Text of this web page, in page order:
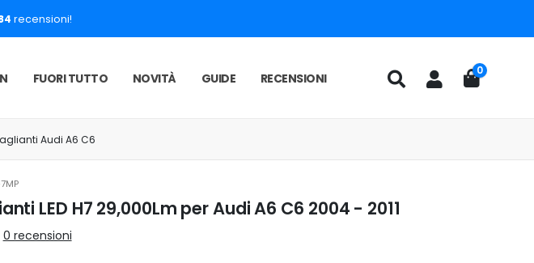
recensioni!
FUORI TUTTO NOVITÀ GUIDE RECENSIONI
0
Audi A6 C6
LED H7 29,000Lm per Audi A6 C6 2004 - 2011
0 recensioni